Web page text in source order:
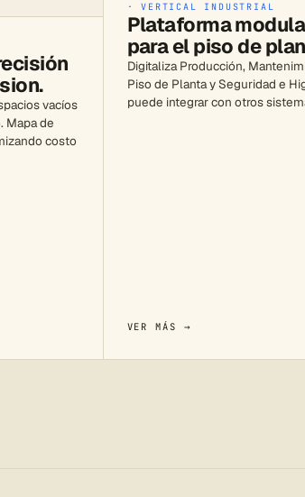
vacíos
Mapa de
costo
· VERTICAL INDUSTRIAL
Plataforma
para el piso de
Digitaliza Producción,
Piso de Planta y Seguridad e
puede integrar con otros
VER MÁS →